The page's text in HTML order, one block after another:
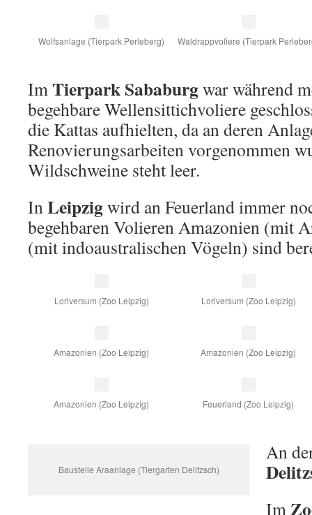
Wolfsanlage (Tierpark Perleberg) Waldrappvoliere (Tierpark
ImTierpark Sababurgwar während
begehbare Wellensittichvoliere
die Kattas aufhielten, da an deren
Renovierungsarbeiten vorgenommen
Wildschweine steht leer.
InLeipzigwird an Feuerland immer
begehbaren Volieren Amazonien (mit
(mit indoaustralischen Vögeln) sind
Loriversum (Zoo Leipzig) Loriversum (Zoo Leipzig)
Amazonien (Zoo Leipzig) Amazonien (Zoo Leipzig)
Amazonien (Zoo Leipzig) Feuerland (Zoo Leipzig)
Baustelle Araanlage (Tiergarten Delitzsch)
An
Im